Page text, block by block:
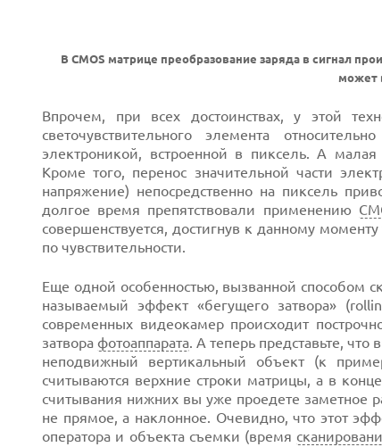
В CMOS матрице преобразование заряда в сигнал
может
Впрочем, при всех достоинствах, у этой
светочувствительного элемента
электроникой, встроенной в пиксель. А малая
Кроме того, перенос значительной части
напряжение) непосредственно на пиксель
долгое время препятствовали применению
совершенствуется, достигнув к данному
по чувствительности.
Еще одной особенностью, вызванной способом
называемый эффект «бегущего затвора»
современных видеокамер происходит
затворафотоаппарата. А теперь представьте,
неподвижный вертикальный объект (к
считываются верхние строки матрицы, а в
считывания нижних вы уже проедете заметное
не прямое, а наклонное. Очевидно, что этот
оператора и объекта съемки (время